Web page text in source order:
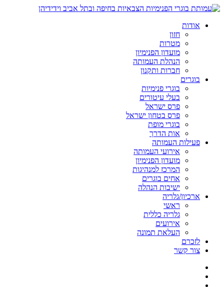
אודות
חזון
מטרות
מועדון הפנימיון
הנהלת העמותה
חברות ותקנון
בוגרים
בוגרי פנימיות
בעלי עיטורים
פרס ישראל
פרס בטחון ישראל
בוגרי מופת
אות הדרך
פעילות העמותה
אירועי העמותה
מועדון הפנימיון
המרכז למנהיגות
אחים בוגרים
ישיבות הנהלה
ארכיון/גלריה
ראשי
גלריה כללית
אירועים
העלאת תמונה
לזכרם
צור קשר